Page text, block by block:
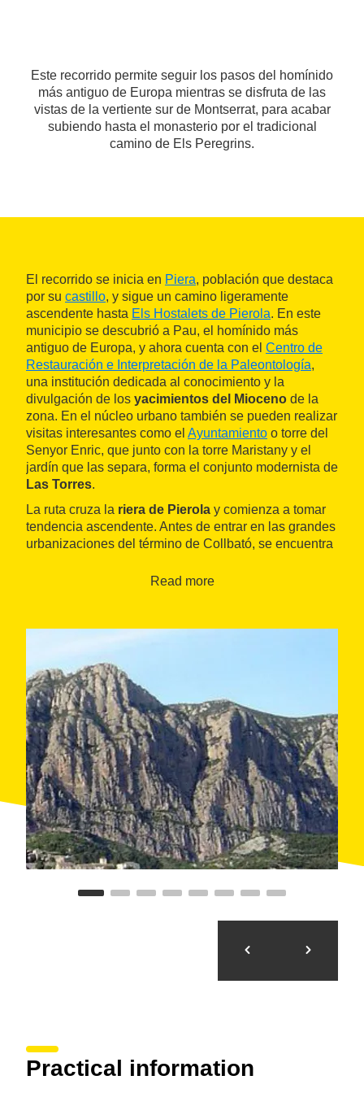
Este recorrido permite seguir los pasos del homínido
más antiguo de Europa mientras se disfruta de las
vistas de la vertiente sur de Montserrat, para acabar
subiendo hasta el monasterio por el tradicional
camino de Els Peregrins.
El recorrido se inicia en Piera, población que destaca
por su castillo, y sigue un camino ligeramente
ascendente hasta Els Hostalets de Pierola. En este
municipio se descubrió a Pau, el homínido más
antiguo de Europa, y ahora cuenta con el Centro de
Restauración e Interpretación de la Paleontología,
una institución dedicada al conocimiento y la
divulgación de los yacimientos del Mioceno de la
zona. En el núcleo urbano también se pueden realizar
visitas interesantes como el Ayuntamiento o torre del
Senyor Enric, que junto con la torre Maristany y el
jardín que las separa, forma el conjunto modernista de
Las Torres.
La ruta cruza la riera de Pierola y comienza a tomar
tendencia ascendente. Antes de entrar en las grandes
urbanizaciones del término de Collbató, se encuentra
Collbató. Allí, se vuelven a
Este pequeño santuario se encuentra junto al acceso
los pies de la montaña y ya dentro del
Montserrat(Parque Natural de Montserrat).
Este es el inicio del tradicionalcamino de Els
Pelegrins, que se encarama con fuerza por la
vertiente sureste de la montaña de Montserrat.
Primero sube flanqueando por la base de las paredes
de conglomerado para después hacerlo de forma más
directa en zigzag en la zona conocida como Les
Girades. Justo después, hay que tomar la bifurcación
a la izquierda para ir hacia laermita de San Miguel
en lugar de la Santa Cueva, a la derecha.
Finalmente, se llega a laplaza de la Fontjusto frente
son fabulosas, tanto desde la ubicación del
Read more
Practical information